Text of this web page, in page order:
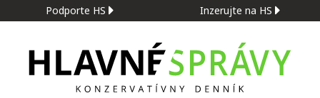
Podporte HS Inzerujte na HS